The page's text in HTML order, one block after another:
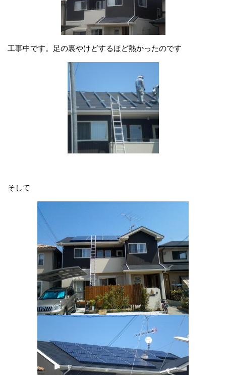
工事中です。足の裏やけどするほど熱かったのです
そして